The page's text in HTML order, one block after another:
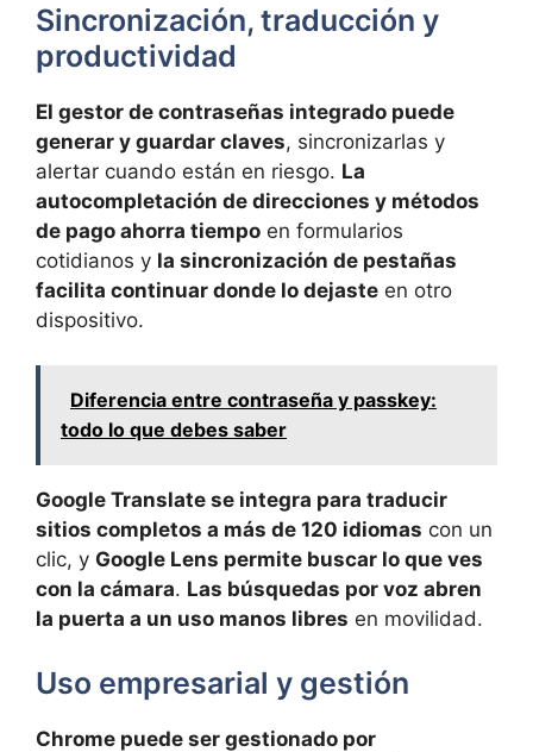
Sincronización, traducción y
productividad
El gestor de contraseñas integrado puede
generar y guardar claves, sincronizarlas y
alertar cuando están en riesgo. La
autocompletación de direcciones y métodos
de pago ahorra tiempo en formularios
cotidianos y la sincronización de pestañas
facilita continuar donde lo dejaste en otro
dispositivo.
Diferencia entre contraseña y passkey:
todo lo que debes saber
Google Translate se integra para traducir
sitios completos a más de 120 idiomas con un
clic, y Google Lens permite buscar lo que ves
con la cámara. Las búsquedas por voz abren
la puerta a un uso manos libres en movilidad.
Uso empresarial y gestión
Chrome puede ser gestionado por